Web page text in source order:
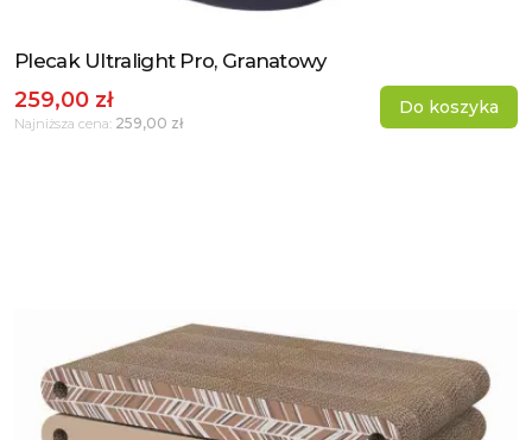
Zobacz produkt
Plecak Ultralight Pro, Granatowy
259,00 zł
Najniższa cena: 259,00 zł
Do koszyka